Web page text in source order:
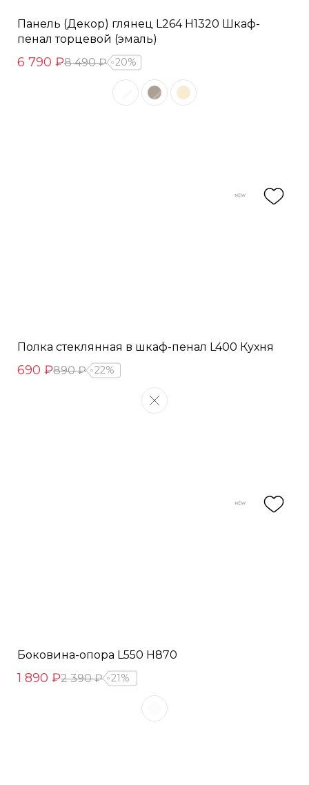
Панель (Декор) глянец L264 H1320 Шкаф-
пенал торцевой (эмаль)
6 790 ₽8 490 ₽ 20%
Полка стеклянная в шкаф-пенал L400 Кухня
690 ₽890 ₽ 22%
Боковина-опора L550 Н870
1 890 ₽2 390 ₽ 21%